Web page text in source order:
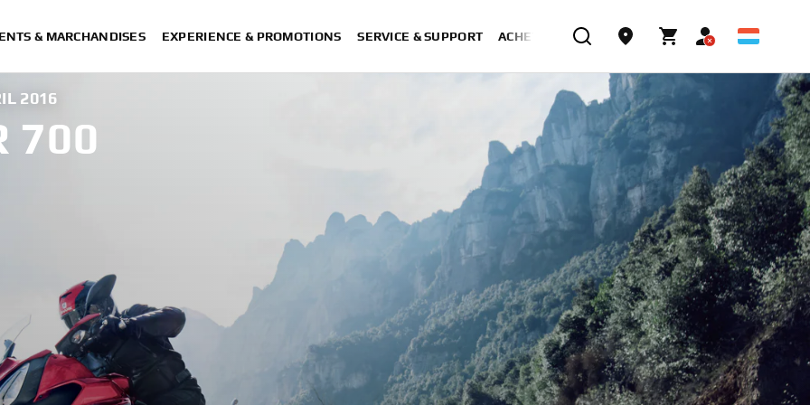
& MARCHANDISES EXPERIENCE & PROMOTIONS SERVICE & SUPPORT ACHETER MAINTENANT
2016
700